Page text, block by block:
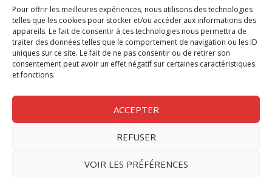
Pour offrir les meilleures expériences, nous utilisons des technologies
telles que les cookies pour stocker et/ou accéder aux informations des
appareils. Le fait de consentir à ces technologies nous permettra de
traiter des données telles que le comportement de navigation ou les ID
uniques sur ce site. Le fait de ne pas consentir ou de retirer son
consentement peut avoir un effet négatif sur certaines caractéristiques
et fonctions.
ACCEPTER
REFUSER
VOIR LES PRÉFÉRENCES
Chèque Compta
Chèque Emploi Spectacle
G-Pods
Profession Audio-visuel
Le Cahier Pro
Suivre Suivre
Nous contacter